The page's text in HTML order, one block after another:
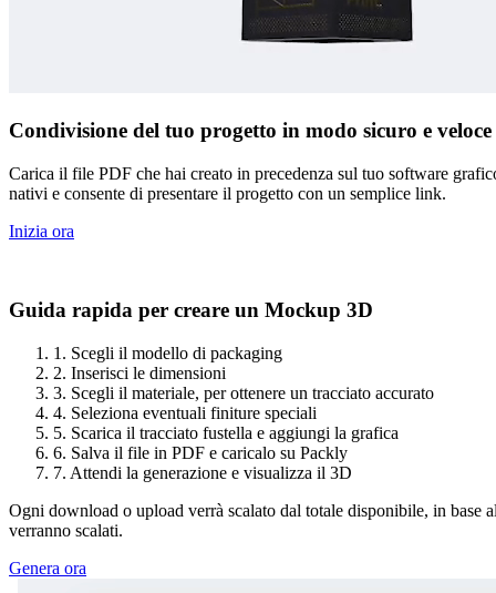
Condivisione del tuo progetto in modo sicuro e veloce
Carica il file PDF che hai creato in precedenza sul tuo software
nativi e consente di presentare il progetto con un semplice link.
Inizia ora
Guida rapida per creare un Mockup 3D
1. Scegli il modello di packaging
2. Inserisci le dimensioni
3. Scegli il materiale, per ottenere un tracciato accurato
4. Seleziona eventuali finiture speciali
5. Scarica il tracciato fustella e aggiungi la grafica
6. Salva il file in PDF e caricalo su Packly
7. Attendi la generazione e visualizza il 3D
Ogni download o upload verrà scalato dal totale disponibile, in base
verranno scalati.
Genera ora